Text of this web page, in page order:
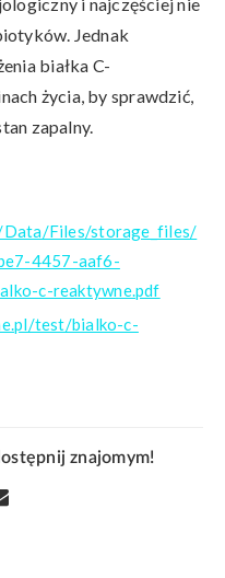
i najczęściej nie
Jednak
białka C-
życia, by sprawdzić,
zapalny.
Files/storage_files/
4457-aaf6-
c-reaktywne.pdf
test/bialko-c-
znajomym!